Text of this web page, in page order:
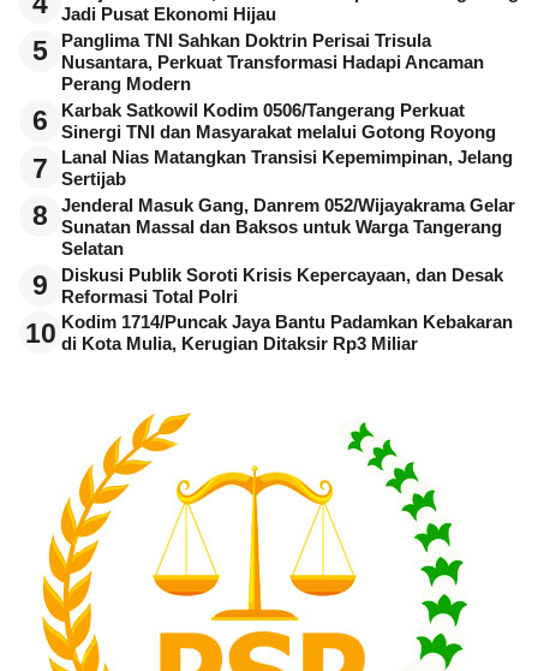
Jadi Pusat Ekonomi Hijau
5
Panglima TNI Sahkan Doktrin Perisai Trisula
Nusantara, Perkuat Transformasi Hadapi Ancaman
Perang Modern
6
Karbak Satkowil Kodim 0506/Tangerang Perkuat
Sinergi TNI dan Masyarakat melalui Gotong Royong
7
Lanal Nias Matangkan Transisi Kepemimpinan, Jelang
Sertijab
8
Jenderal Masuk Gang, Danrem 052/Wijayakrama Gelar
Sunatan Massal dan Baksos untuk Warga Tangerang
Selatan
9
Diskusi Publik Soroti Krisis Kepercayaan, dan Desak
Reformasi Total Polri
10 Kodim 1714/Puncak Jaya Bantu Padamkan Kebakaran
di Kota Mulia, Kerugian Ditaksir Rp3 Miliar